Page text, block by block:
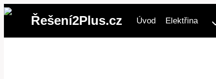
Přeskočit
obsah
Řešení2Plus.cz Úvod Elektřina